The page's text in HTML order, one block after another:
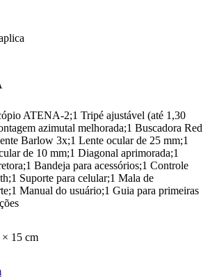
ATENA-2;1 Tripé ajustável (até 1,30
azimutal melhorada;1 Buscadora Red
Barlow 3x;1 Lente ocular de 25 mm;1
de 10 mm;1 Diagonal aprimorada;1
Bandeja para acessórios;1 Controle
Suporte para celular;1 Mala de
Manual do usuário;1 Guia para primeiras
15 cm